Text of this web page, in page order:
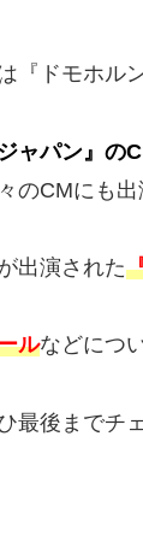
『ドモホル
ジャパン』
のCMにも出
出演された
ルなどにつ
最後までチ